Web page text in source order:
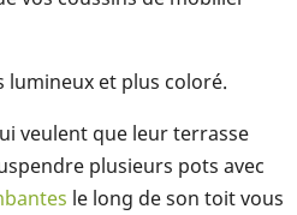
lumineux et plus coloré.
veulent que leur terrasse
plusieurs pots avec
le long de son toit vous